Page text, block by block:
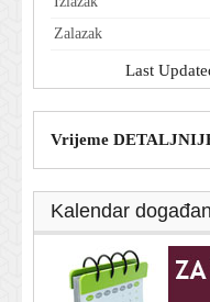
Zalazak
Last
Vrijeme
Kalendar